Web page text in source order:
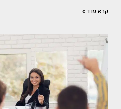
קרא עוד »